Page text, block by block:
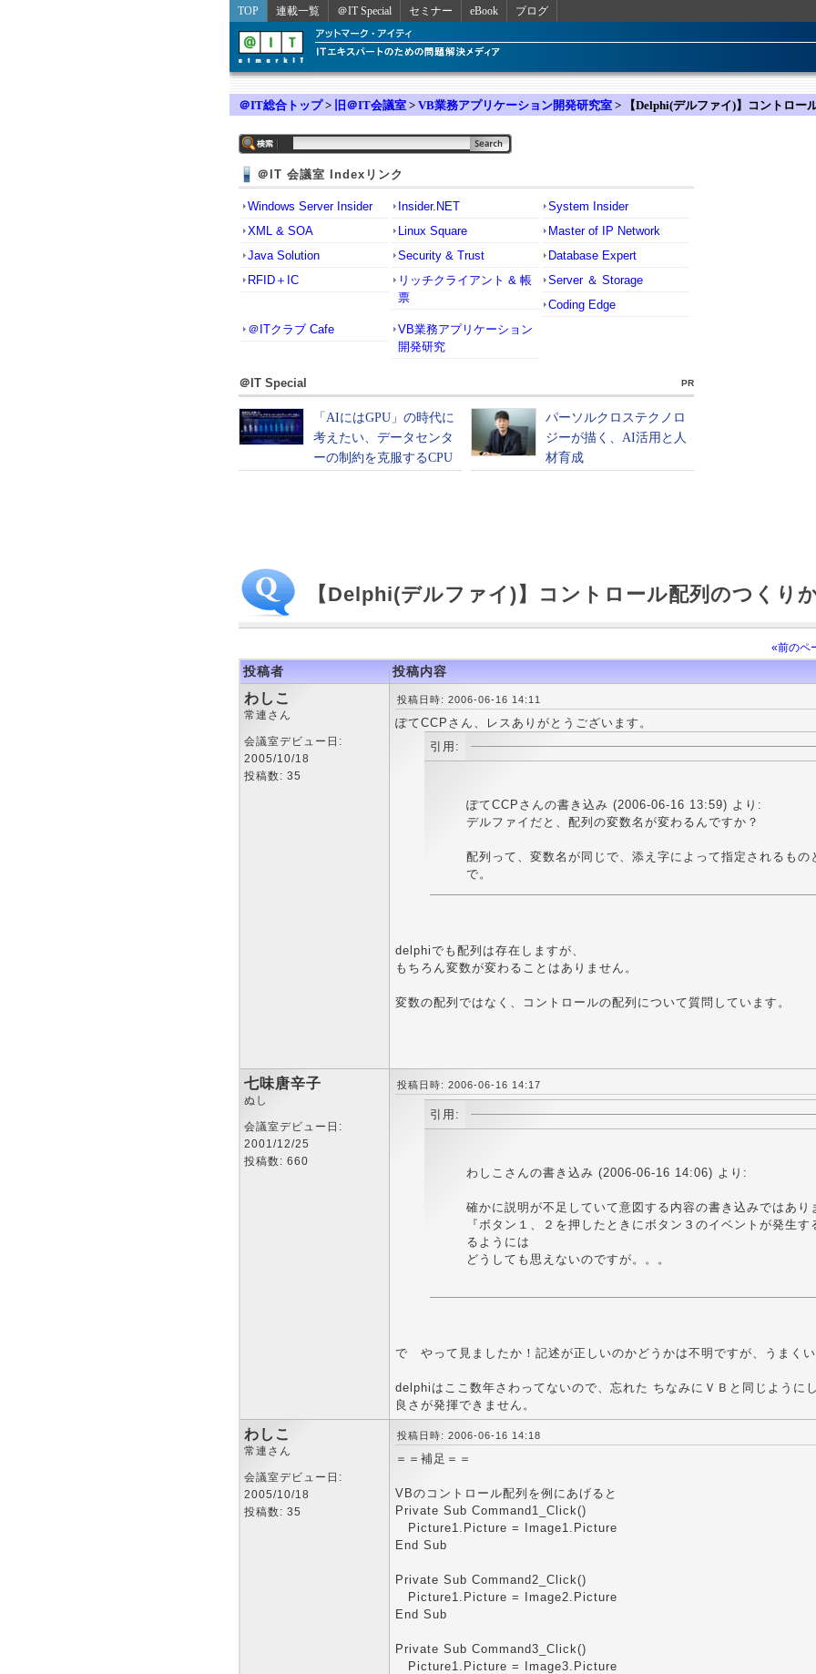
TOP 連載一覧 ＠IT Special セミナー eBook ブログ
＠IT総合トップ> 旧＠IT会議室 > VB業務アプリケーション開発研究室 > 【Delphi(デルファイ)】コントロー
＠IT 会議室 Indexリンク
Windows Server Insider Insider.NET
System Insider
XML & SOA
Linux Square
Master of IP Network
Java Solution
Security & Trust
Database Expert
RFID＋IC
リッチクライアント & 帳
票
Server ＆ Storage
Coding Edge
＠ITクラブ Cafe
VB業務アプリケーション
開発研究
＠IT Special PR
【Delphi(デルファイ)】コントロール配列のつくり
«前のペ
投稿者 投稿内容
わしこ
常連さん
会議室デビュー日:
2005/10/18
投稿数: 35
投稿日時: 2006-06-16 14:11
ぽてCCPさん、レスありがとうございます。
引用:
ぽてCCPさんの書き込み (2006-06-16 13:59) より:
デルファイだと、配列の変数名が変わるんですか？
配列って、変数名が同じで、添え字によって指定されるもの
で。
delphiでも配列は存在しますが、
もちろん変数が変わることはありません。
変数の配列ではなく、コントロールの配列について質問しています。
七味唐辛子
ぬし
会議室デビュー日:
2001/12/25
投稿数: 660
投稿日時: 2006-06-16 14:17
引用:
わしこさんの書き込み (2006-06-16 14:06) より:
確かに説明が不足していて意図する内容の書き込みではあり
『ボタン１、２を押したときにボタン３のイベントが発生す
るようには
どうしても思えないのですが。。。
で やって見ましたか！記述が正しいのかどうかは不明ですが、うまくい
delphiはここ数年さわってないので、忘れた ちなみにＶＢと同じように
良さが発揮できません。
わしこ
常連さん
会議室デビュー日:
2005/10/18
投稿数: 35
投稿日時: 2006-06-16 14:18
＝＝補足＝＝
VBのコントロール配列を例にあげると
Private Sub Command1_Click()
Picture1.Picture = Image1.Picture
End Sub
Private Sub Command2_Click()
Picture1.Picture = Image2.Picture
End Sub
Private Sub Command3_Click()
Picture1.Picture = Image3.Picture